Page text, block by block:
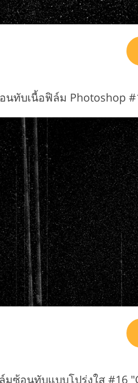
นทับเนื้อฟิล์ม Photoshop
มซ้อนทับแบบโปร่งใส #16